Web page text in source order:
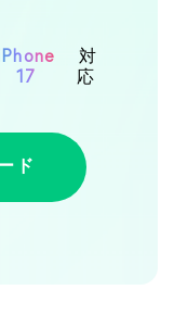
17
対
応
ド